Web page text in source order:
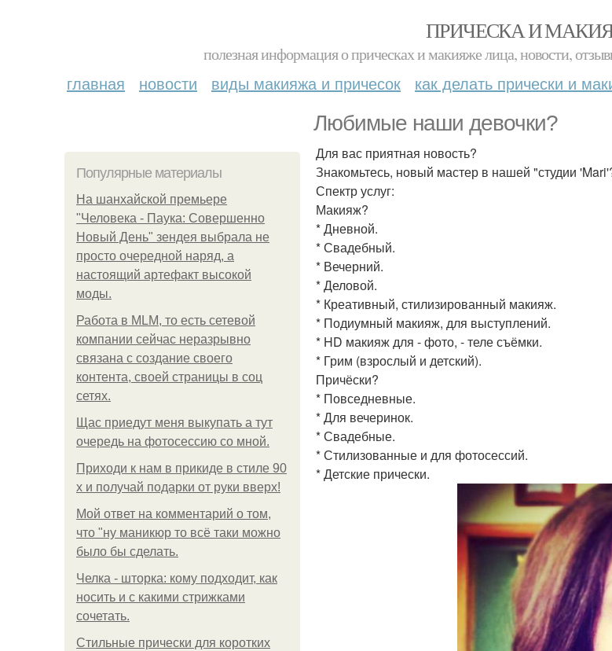
ПРИЧЕСКА И
полезная информация о прическах и макияже лица, новости,
главная новости виды макияжа и причесок как делать прически и
Любимые наши девочки?
Популярные материалы
На шанхайской премьере
"Человека - Паука: Совершенно
Новый День" зендея выбрала не
просто очередной наряд, а
настоящий артефакт высокой
моды.
Работа в MLM, то есть сетевой
компании сейчас неразрывно
связана с создание своего
контента, своей страницы в соц
сетях.
Щас приедут меня выкупать а тут
очередь на фотосессию со мной.
Приходи к нам в прикиде в стиле 90
х и получай подарки от руки вверх!
Мой ответ на комментарий о том,
что "ну маникюр то всё таки можно
было бы сделать.
Челка - шторка: кому подходит, как
носить и с какими стрижками
сочетать.
Стильные прически для коротких
Для вас приятная новость?
Знакомьтесь, новый мастер в нашей "студии
Спектр услуг:
Макияж?
* Дневной.
* Свадебный.
* Вечерний.
* Деловой.
* Креативный, стилизированный макияж.
* Подиумный макияж, для выступлений.
* HD макияж для - фото, - теле съёмки.
* Грим (взрослый и детский).
Причёски?
* Повседневные.
* Для вечеринок.
* Свадебные.
* Стилизованные и для фотосессий.
* Детские прически.